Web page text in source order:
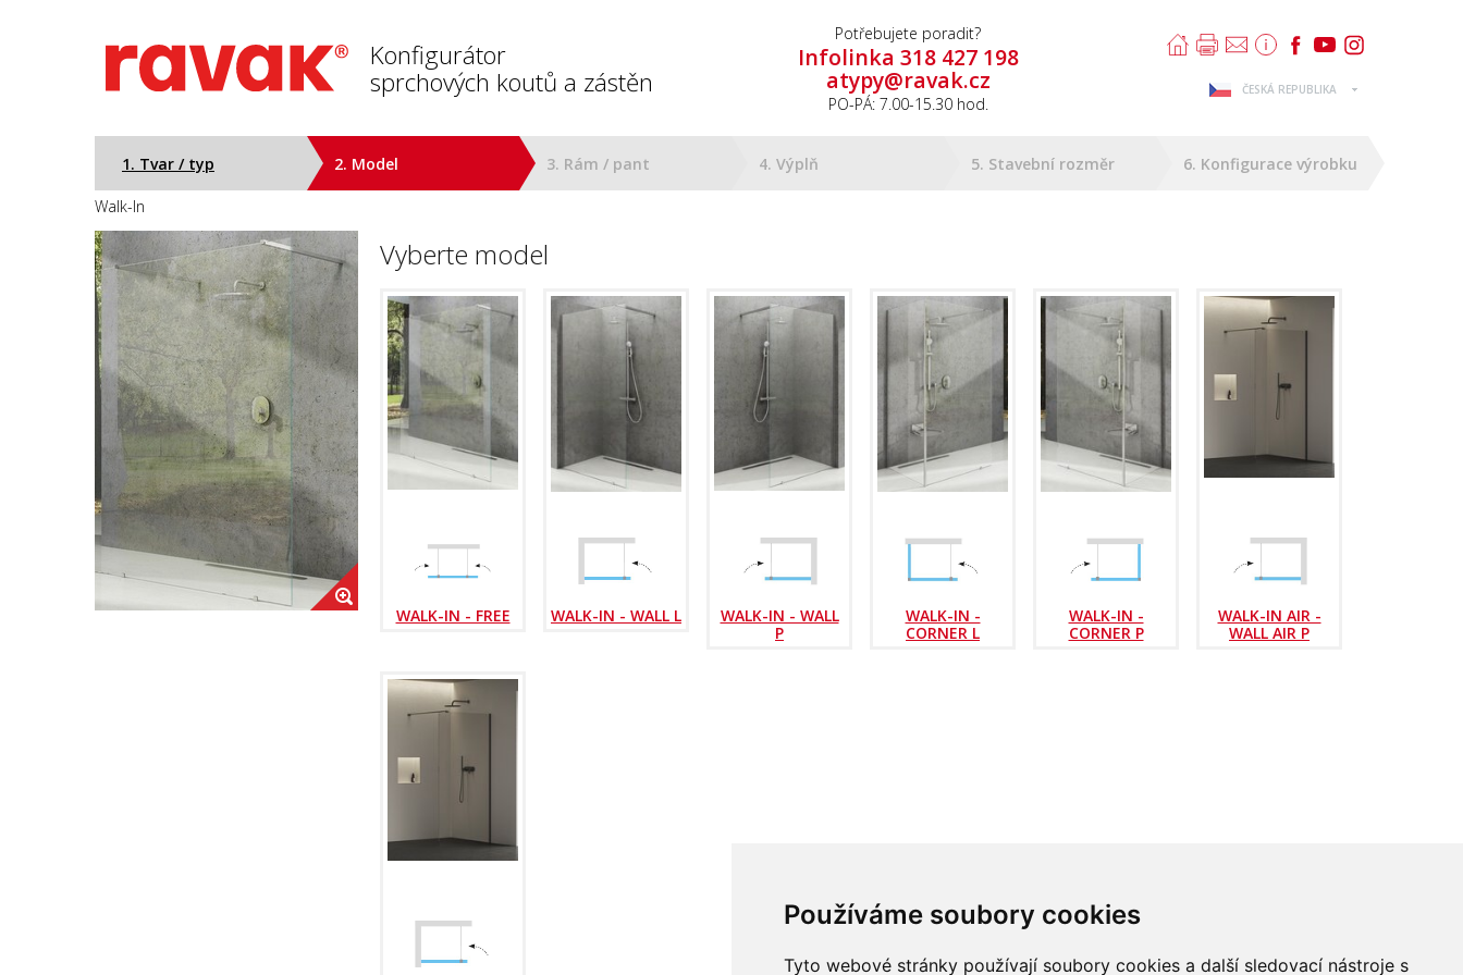
Používáme soubory cookies
Tyto webové stránky používají soubory cookies a další sledovací nástroje s
Konfigurátor
sprchových koutů a zástěn
Potřebujete poradit?
Infolinka 318 427 198
atypy@ravak.cz
PO-PÁ: 7.00-15.30 hod.
ČESKÁ REPUBLIKA
1. Tvar / typ
Walk-In
2. Model 3. Rám / pant 4. Výplň 5. Stavební rozměr 6. Konfigurace výrobku
Vyberte model
WALK-IN - FREE WALK-IN - WALL L
WALK-IN - WALL
P
WALK-IN -
CORNER L
WALK-IN -
CORNER P
WALK-IN AIR -
WALL AIR P